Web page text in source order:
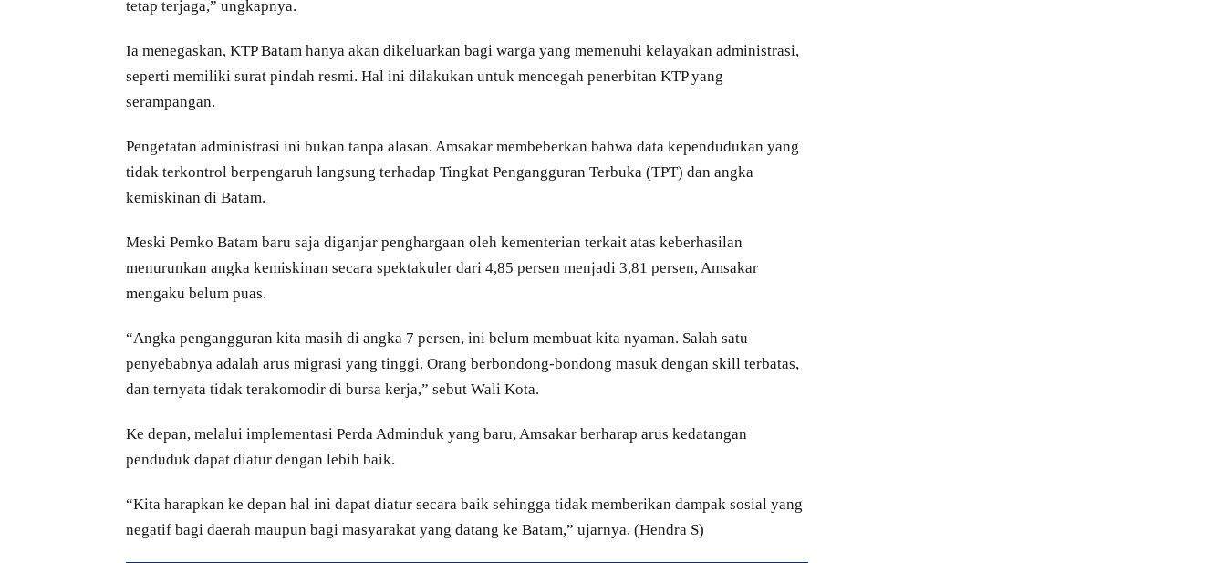
tetap terjaga,” ungkapnya.
Ia menegaskan, KTP Batam hanya akan dikeluarkan bagi warga yang memenuhi kelayakan administrasi,
seperti memiliki surat pindah resmi. Hal ini dilakukan untuk mencegah penerbitan KTP yang
serampangan.
Pengetatan administrasi ini bukan tanpa alasan. Amsakar membeberkan bahwa data kependudukan yang
tidak terkontrol berpengaruh langsung terhadap Tingkat Pengangguran Terbuka (TPT) dan angka
kemiskinan di Batam.
Meski Pemko Batam baru saja diganjar penghargaan oleh kementerian terkait atas keberhasilan
menurunkan angka kemiskinan secara spektakuler dari 4,85 persen menjadi 3,81 persen, Amsakar
mengaku belum puas.
“Angka pengangguran kita masih di angka 7 persen, ini belum membuat kita nyaman. Salah satu
penyebabnya adalah arus migrasi yang tinggi. Orang berbondong-bondong masuk dengan skill terbatas,
dan ternyata tidak terakomodir di bursa kerja,” sebut Wali Kota.
Ke depan, melalui implementasi Perda Adminduk yang baru, Amsakar berharap arus kedatangan
penduduk dapat diatur dengan lebih baik.
“Kita harapkan ke depan hal ini dapat diatur secara baik sehingga tidak memberikan dampak sosial yang
negatif bagi daerah maupun bagi masyarakat yang datang ke Batam,” ujarnya. (Hendra S)